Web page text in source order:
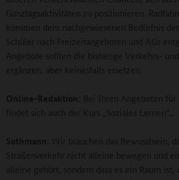
Ganztagsaktivitäten zu positionieren.
kommen dem nachgewiesenen Bedürfnis
Schüler nach Freizeitangeboten und AGs
Angebote sollten die bisherige Verkehrs-
ergänzen, aber keinesfalls ersetzen.
Online-Redaktion: Bei Ihren Angeboten für
findet sich auch der Kurs „Soziales Lernen“...
Sothmann: Wir brauchen das Bewusstsein,
Straßenverkehr nicht alleine bewegen und
alleine gehört, sondern dass es ein Raum